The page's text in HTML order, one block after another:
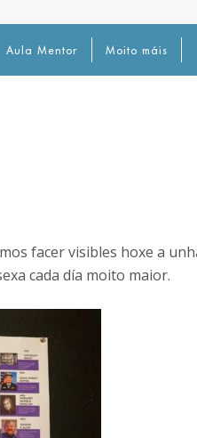
Aula Mentor Moito máis
facer visibles hoxe a
cada día moito maior.